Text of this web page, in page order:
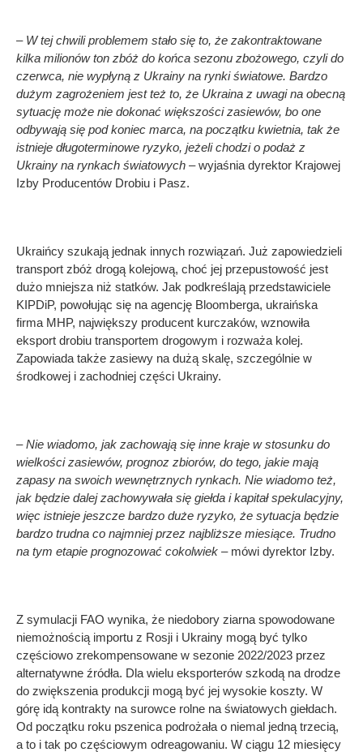
– W tej chwili problemem stało się to, że zakontraktowane
kilka milionów ton zbóż do końca sezonu zbożowego, czyli do
czerwca, nie wypłyną z Ukrainy na rynki światowe. Bardzo
dużym zagrożeniem jest też to, że Ukraina z uwagi na obecną
sytuację może nie dokonać większości zasiewów, bo one
odbywają się pod koniec marca, na początku kwietnia, tak że
istnieje długoterminowe ryzyko, jeżeli chodzi o podaż z
Ukrainy na rynkach światowych –wyjaśnia dyrektor Krajowej
Izby Producentów Drobiu i Pasz.
Ukraińcy szukają jednak innych rozwiązań. Już zapowiedzieli
transport zbóż drogą kolejową, choć jej przepustowość jest
dużo mniejsza niż statków. Jak podkreślają przedstawiciele
KIPDiP, powołując się na agencję Bloomberga, ukraińska
firma MHP, największy producent kurczaków, wznowiła
eksport drobiu transportem drogowym i rozważa kolej.
Zapowiada także zasiewy na dużą skalę, szczególnie w
środkowej i zachodniej części Ukrainy.
– Nie wiadomo, jak zachowają się inne kraje w stosunku do
wielkości zasiewów, prognoz zbiorów, do tego, jakie mają
zapasy na swoich wewnętrznych rynkach. Nie wiadomo też,
jak będzie dalej zachowywała się giełda i kapitał spekulacyjny,
więc istnieje jeszcze bardzo duże ryzyko, że sytuacja będzie
bardzo trudna co najmniej przez najbliższe miesiące. Trudno
na tym etapie prognozować cokolwiek – mówi dyrektor Izby.
Z symulacji FAO wynika, że niedobory ziarna spowodowane
niemożnością importu z Rosji i Ukrainy mogą być tylko
częściowo zrekompensowane w sezonie 2022/2023 przez
alternatywne źródła. Dla wielu eksporterów szkodą na drodze
do zwiększenia produkcji mogą być jej wysokie koszty. W
górę idą kontrakty na surowce rolne na światowych giełdach.
Od początku roku pszenica podrożała o niemal jedną trzecią,
a to i tak po częściowym odreagowaniu. W ciągu 12 miesięcy